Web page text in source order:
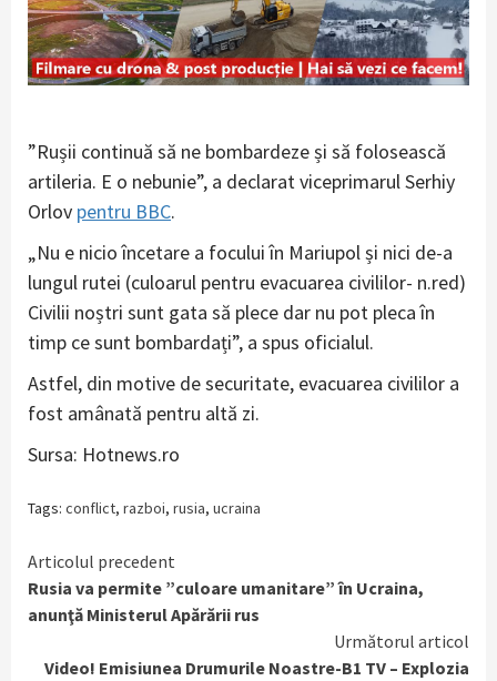
”Rușii continuă să ne bombardeze și să folosească
artileria. E o nebunie”, a declarat viceprimarul Serhiy
Orlov pentru BBC.
„Nu e nicio încetare a focului în Mariupol și nici de-a
lungul rutei (culoarul pentru evacuarea civililor- n.red)
Civilii noștri sunt gata să plece dar nu pot pleca în
timp ce sunt bombardați”, a spus oficialul.
Astfel, din motive de securitate, evacuarea civililor a
fost amânată pentru altă zi.
Sursa: Hotnews.ro
Tags: conflict, razboi, rusia, ucraina
Continue
Reading
Articolul precedent
Rusia va permite ”culoare umanitare” în Ucraina,
anunţă Ministerul Apărării rus
Următorul articol
Video! Emisiunea Drumurile Noastre-B1 TV – Explozia